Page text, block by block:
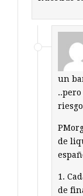
un
..pero
riesgo
de
1.
de